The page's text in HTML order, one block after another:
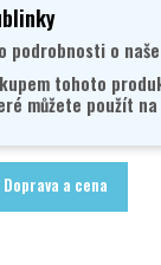
podrobnosti o
tohoto
můžete použít
Doprava a cena